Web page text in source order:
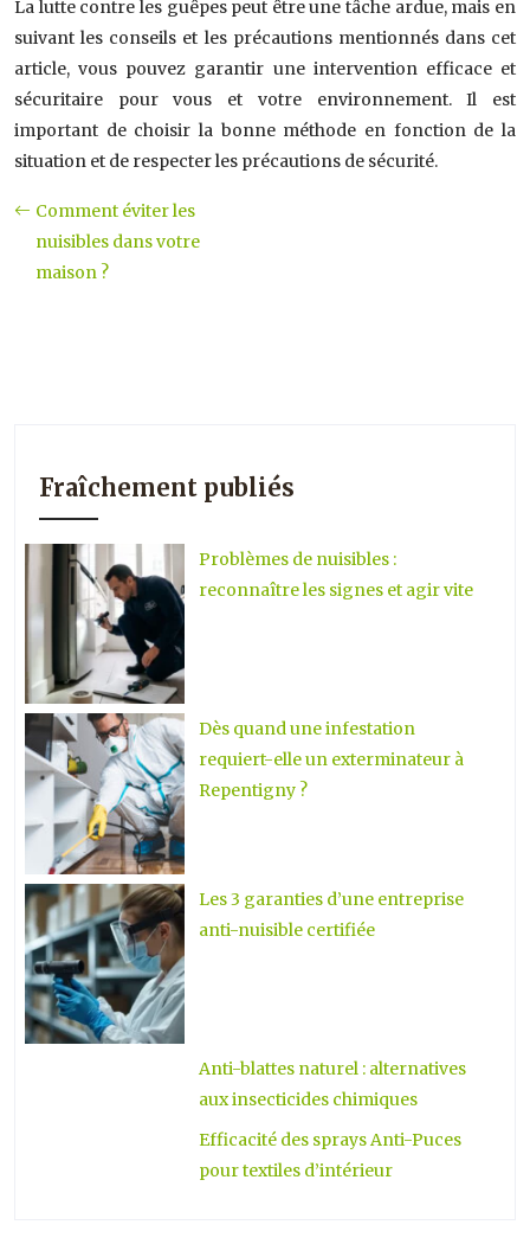
La lutte contre les guêpes peut être une tâche ardue, mais en
suivant les conseils et les précautions mentionnés dans cet
article, vous pouvez garantir une intervention efficace et
sécuritaire pour vous et votre environnement. Il est
important de choisir la bonne méthode en fonction de la
situation et de respecter les précautions de sécurité.
Comment éviter les
nuisibles dans votre
maison ?
Fraîchement publiés
Problèmes de nuisibles :
reconnaître les signes et agir vite
Dès quand une infestation
requiert-elle un exterminateur à
Repentigny ?
Les 3 garanties d’une entreprise
anti-nuisible certifiée
Anti-blattes naturel : alternatives
aux insecticides chimiques
Efficacité des sprays Anti-Puces
pour textiles d’intérieur